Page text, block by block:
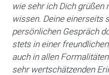
wie sehr ich Dich grüßen
wissen. Deine einerseits
persönlichen Gespräch
stets in einer
auch in allen
sehr wertschätzenden